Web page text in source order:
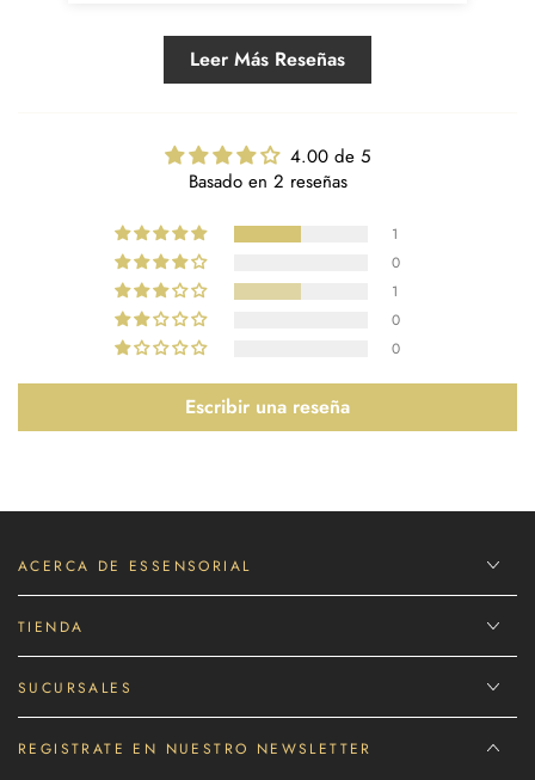
Leer Más Reseñas
4.00 de 5
Basado en 2 reseñas
1
0
1
0
0
Escribir una reseña
ACERCA DE ESSENSORIAL
TIENDA
SUCURSALES
REGISTRATE EN NUESTRO NEWSLETTER